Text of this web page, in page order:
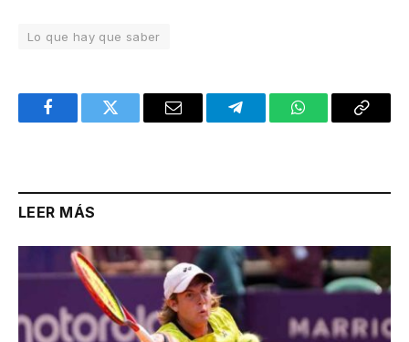
Lo que hay que saber
FacebookTwitter Email TelegramWhatsAppCopy
LEER MÁS